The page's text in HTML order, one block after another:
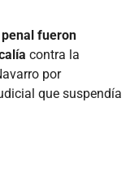
fueron
contra la
por
que suspendía